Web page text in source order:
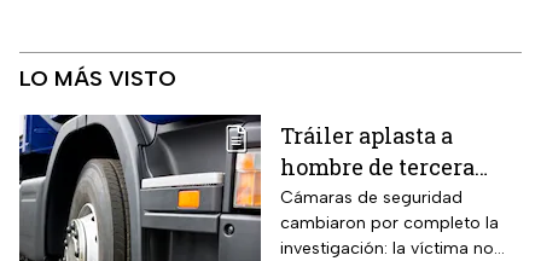
LO MÁS VISTO
Tráiler aplasta a
hombre de tercera
edad: el culpable sigue
prófugo: VIDEO
Cámaras de seguridad
cambiaron por completo la
investigación: la víctima no